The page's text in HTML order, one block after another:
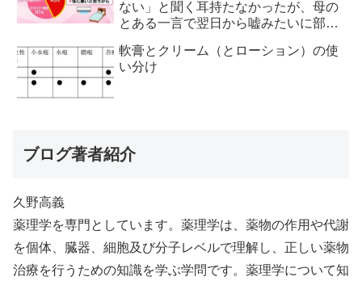
ない」と聞く耳持たなかったが、母の
とある一言で翌日から嘘みたいに部屋
軟膏とクリーム（とローション）の使
い分け
ブログ著者紹介
久野高義
薬理学を専門としています。薬理学は、薬物の作用や代謝
を個体、臓器、細胞及び分子レベルで理解し、正しい薬物
治療を行うための知識を学ぶ学問です。薬理学について知